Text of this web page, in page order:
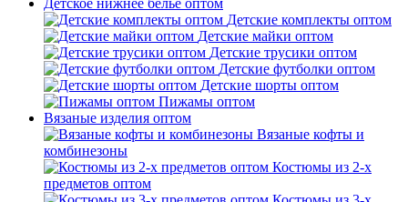
Детское нижнее белье оптом
Детские комплекты оптом
Детские майки оптом
Детские трусики оптом
Детские футболки оптом
Детские шорты оптом
Пижамы оптом
Вязаные изделия оптом
Вязаные кофты и
комбинезоны
Костюмы из 2-х
предметов оптом